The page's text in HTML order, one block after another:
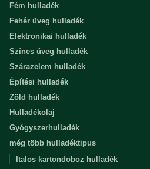
Fém hulladék
Fehér üveg hulladék
Elektronikai hulladék
Színes üveg hulladék
Szárazelem hulladék
Építési hulladék
Zöld hulladék
Hulladékolaj
Gyógyszerhulladék
még több hulladéktipus
Italos kartondoboz hulladék